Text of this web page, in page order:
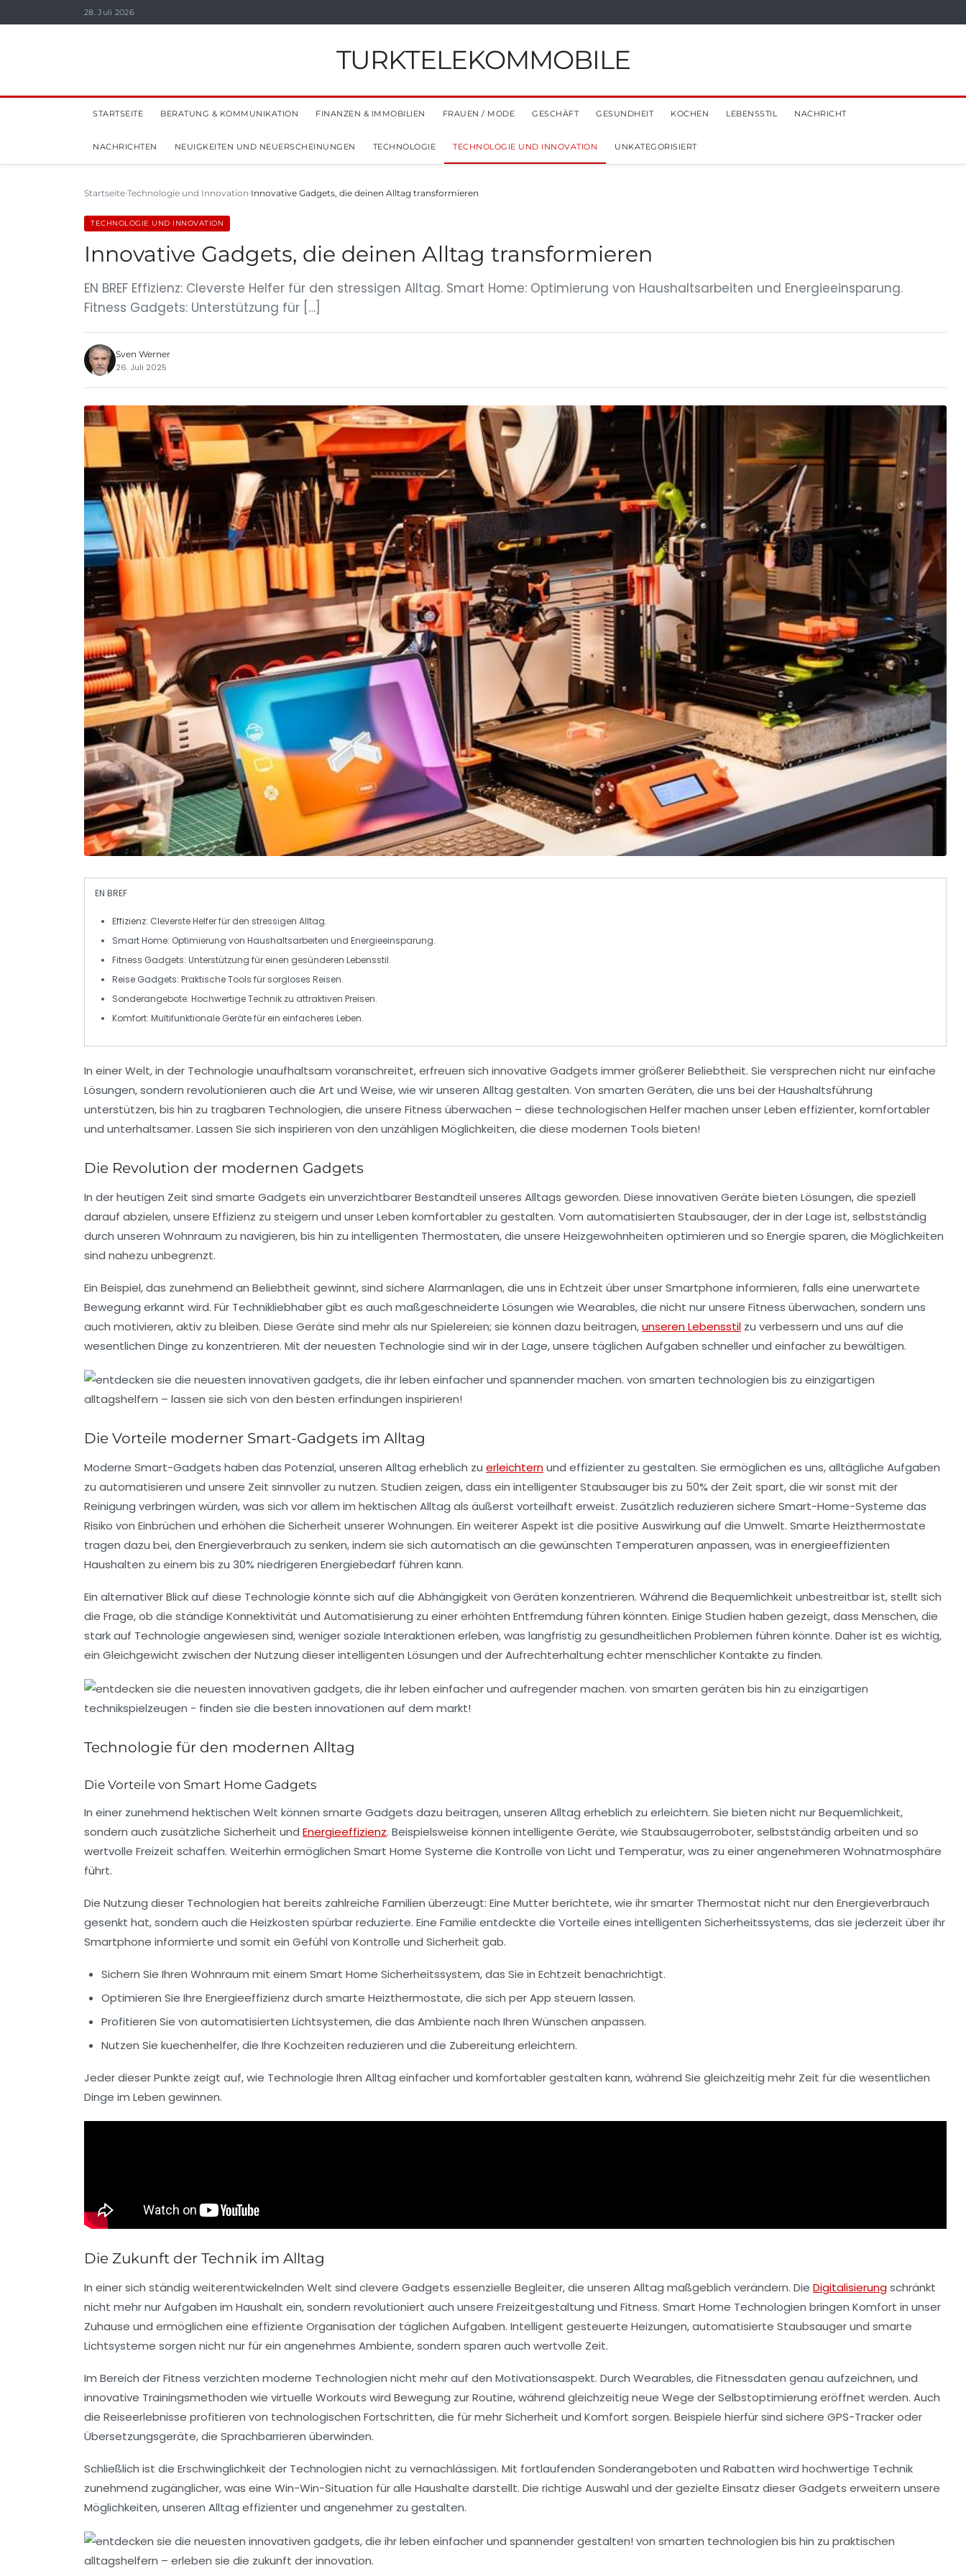
28. Juli 2026
TURKTELEKOMMOBILE
STARTSEITE BERATUNG & KOMMUNIKATION FINANZEN & IMMOBILIEN FRAUEN / MODE GESCHÄFT GESUNDHEIT KOCHEN LEBENSSTIL NACHRICHT
NACHRICHTEN NEUIGKEITEN UND NEUERSCHEINUNGEN TECHNOLOGIE TECHNOLOGIE UND INNOVATION UNKATEGORISIERT
Startseite Technologie und Innovation Innovative Gadgets, die deinen Alltag transformieren
TECHNOLOGIE UND INNOVATION
Innovative Gadgets, die deinen Alltag transformieren
EN BREF Effizienz: Cleverste Helfer für den stressigen Alltag. Smart Home: Optimierung von Haushaltsarbeiten und Energieeinsparung.
Fitness Gadgets: Unterstützung für […]
Sven Werner
26. Juli 2025
EN BREF
Effizienz: CleversteHelferfür den stressigen Alltag.
Smart Home: Optimierung von Haushaltsarbeiten und Energieeinsparung.
Fitness Gadgets: Unterstützung für einen gesünderen Lebensstil.
Reise Gadgets: Praktische Tools für sorgloses Reisen.
Sonderangebote: Hochwertige Technik zu attraktiven Preisen.
Komfort: Multifunktionale Geräte für ein einfacheres Leben.
In einer Welt, in der Technologie unaufhaltsam voranschreitet, erfreuen sich innovative Gadgets immer größerer Beliebtheit. Sie versprechen nicht nur einfache
Lösungen, sondern revolutionieren auch die Art und Weise, wie wir unseren Alltag gestalten. Von smarten Geräten, die uns bei der Haushaltsführung
unterstützen, bis hin zu tragbaren Technologien, die unsere Fitness überwachen – diese technologischen Helfermachen unser Leben effizienter, komfortabler
und unterhaltsamer. Lassen Sie sich inspirieren von den unzähligen Möglichkeiten, die diese modernen Tools bieten!
Die Revolution der modernen Gadgets
In der heutigen Zeit sind smarte Gadgets ein unverzichtbarer Bestandteil unseres Alltags geworden. Diese innovativen Geräte bieten Lösungen, die speziell
darauf abzielen, unsere Effizienz zu steigern und unser Leben komfortabler zu gestalten. Vom automatisierten Staubsauger, der in der Lage ist, selbstständig
durch unseren Wohnraum zu navigieren, bis hin zu intelligenten Thermostaten, die unsere Heizgewohnheiten optimieren und so Energie sparen, die Möglichkeiten
sind nahezu unbegrenzt.
Ein Beispiel, das zunehmend an Beliebtheit gewinnt, sind sichere Alarmanlagen, die uns in Echtzeit über unser Smartphone informieren, falls eine unerwartete
Bewegung erkannt wird. Für Technikliebhaber gibt es auch maßgeschneiderte Lösungen wie Wearables, die nicht nur unsere Fitness überwachen, sondern uns
auch motivieren, aktiv zu bleiben. Diese Geräte sind mehr als nur Spielereien; sie können dazu beitragen,unseren Lebensstil zu verbessern und uns auf die
wesentlichen Dinge zu konzentrieren. Mit der neuesten Technologie sind wir in der Lage, unsere täglichen Aufgaben schneller und einfacher zu bewältigen.
Die Vorteile moderner Smart-Gadgets im Alltag
Moderne Smart-Gadgets haben das Potenzial, unseren Alltag erheblich zu erleichternund effizienter zu gestalten. Sie ermöglichen es uns, alltägliche Aufgaben
zu automatisieren und unsere Zeit sinnvoller zu nutzen. Studien zeigen, dass ein intelligenter Staubsaugerbis zu 50% der Zeit spart, die wir sonst mit der
Reinigung verbringen würden, was sich vor allem im hektischen Alltag als äußerst vorteilhaft erweist. Zusätzlich reduzieren sichere Smart-Home-Systeme das
Risiko von Einbrüchen und erhöhen die Sicherheit unserer Wohnungen. Ein weiterer Aspekt ist die positive Auswirkung auf die Umwelt. Smarte Heizthermostate
tragen dazu bei, den Energieverbrauch zu senken, indem sie sich automatisch an die gewünschten Temperaturen anpassen, was in energieeffizienten
Haushalten zu einem bis zu 30% niedrigeren Energiebedarf führen kann.
Ein alternativer Blick auf diese Technologie könnte sich auf die Abhängigkeit von Geräten konzentrieren. Während die Bequemlichkeit unbestreitbar ist, stellt sich
die Frage, ob die ständige Konnektivität und Automatisierung zu einer erhöhten Entfremdung führen könnten. Einige Studien haben gezeigt, dass Menschen, die
stark auf Technologie angewiesen sind, weniger soziale Interaktionen erleben, was langfristig zu gesundheitlichen Problemen führen könnte. Daher ist es wichtig,
ein Gleichgewicht zwischen der Nutzung dieserintelligenten Lösungen und der Aufrechterhaltung echter menschlicher Kontakte zu finden.
Technologie für den modernen Alltag
Die Vorteile von Smart Home Gadgets
In einer zunehmend hektischen Welt können smarte Gadgets dazu beitragen, unseren Alltag erheblich zu erleichtern. Sie bieten nicht nurBequemlichkeit,
sondern auch zusätzliche Sicherheit und Energieeffizienz. Beispielsweise können intelligente Geräte, wie Staubsaugerroboter, selbstständig arbeiten und so
wertvolle Freizeit schaffen. Weiterhin ermöglichen Smart Home Systeme die Kontrolle von Licht und Temperatur, was zu einer angenehmeren Wohnatmosphäre
führt.
Die Nutzung dieser Technologien hat bereits zahlreiche Familien überzeugt: Eine Mutter berichtete, wie ihrsmarter Thermostat nicht nur den Energieverbrauch
gesenkt hat, sondern auch die Heizkosten spürbar reduzierte. Eine Familie entdeckte die Vorteile eines intelligenten Sicherheitssystems, das sie jederzeit über ihr
Smartphone informierte und somit ein Gefühl von Kontrolle und Sicherheit gab.
Sichern Sie Ihren Wohnraum mit einem Smart Home Sicherheitssystem, das Sie in Echtzeit benachrichtigt.
Optimieren Sie Ihre Energieeffizienz durch smarte Heizthermostate, die sich per App steuern lassen.
Profitieren Sie von automatisierten Lichtsystemen, die das Ambiente nach Ihren Wünschen anpassen.
Nutzen Sie kuechenhelfer, die Ihre Kochzeiten reduzieren und die Zubereitung erleichtern.
Jeder dieser Punkte zeigt auf, wie Technologie Ihren Alltag einfacher und komfortabler gestalten kann, während Sie gleichzeitig mehr Zeit für die wesentlichen
Dinge im Leben gewinnen.
Die Zukunft der Technik im Alltag
In einer sich ständig weiterentwickelnden Welt sind clevere Gadgets essenzielle Begleiter, die unseren Alltag maßgeblich verändern. Die Digitalisierungschränkt
nicht mehr nur Aufgaben im Haushalt ein, sondern revolutioniert auch unsere Freizeitgestaltung und Fitness. Smart Home Technologien bringen Komfort in unser
Zuhause und ermöglichen eine effiziente Organisation der täglichen Aufgaben. Intelligent gesteuerte Heizungen, automatisierte Staubsauger und smarte
Lichtsysteme sorgen nicht nur für ein angenehmes Ambiente, sondern sparen auch wertvolle Zeit.
Im Bereich derFitness verzichten moderne Technologien nicht mehr auf den Motivationsaspekt. Durch Wearables, die Fitnessdaten genau aufzeichnen, und
innovative Trainingsmethoden wie virtuelle Workouts wird Bewegung zur Routine, während gleichzeitig neue Wege der Selbstoptimierung eröffnet werden. Auch
die Reiseerlebnisse profitieren von technologischen Fortschritten, die für mehr Sicherheit und Komfort sorgen. Beispiele hierfür sind sichere GPS-Trackeroder
Übersetzungsgeräte, die Sprachbarrieren überwinden.
Schließlich ist die Erschwinglichkeit der Technologien nicht zu vernachlässigen. Mit fortlaufenden Sonderangeboten und Rabatten wird hochwertige Technik
zunehmend zugänglicher, was eine Win-Win-Situation für alle Haushalte darstellt. Die richtige Auswahl und der gezielte Einsatz dieser Gadgets erweitern unsere
Möglichkeiten, unseren Alltag effizienterund angenehmer zu gestalten.